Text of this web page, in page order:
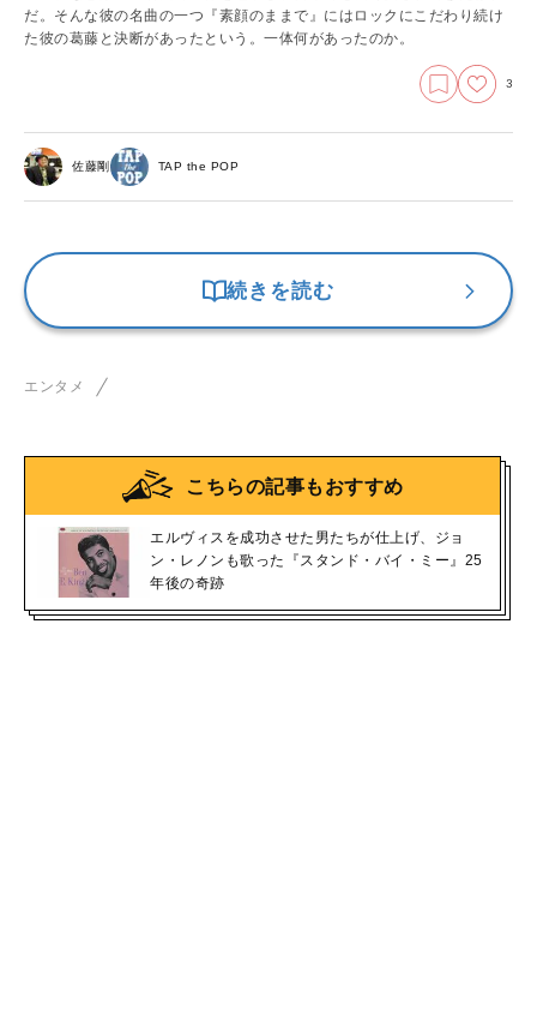
だ。そんな彼の名曲の一つ『素顔のままで』にはロックにこだわり続け
た彼の葛藤と決断があったという。一体何があったのか。
3
佐藤剛 TAP the POP
続きを読む
エンタメ
こちらの記事もおすすめ
エルヴィスを成功させた男たちが仕上げ、ジョ
ン・レノンも歌った『スタンド・バイ・ミー』25
年後の奇跡